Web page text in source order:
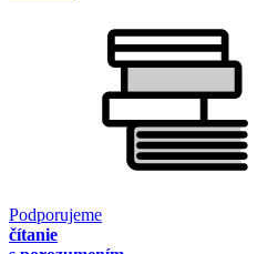
Podporujeme
čítanie